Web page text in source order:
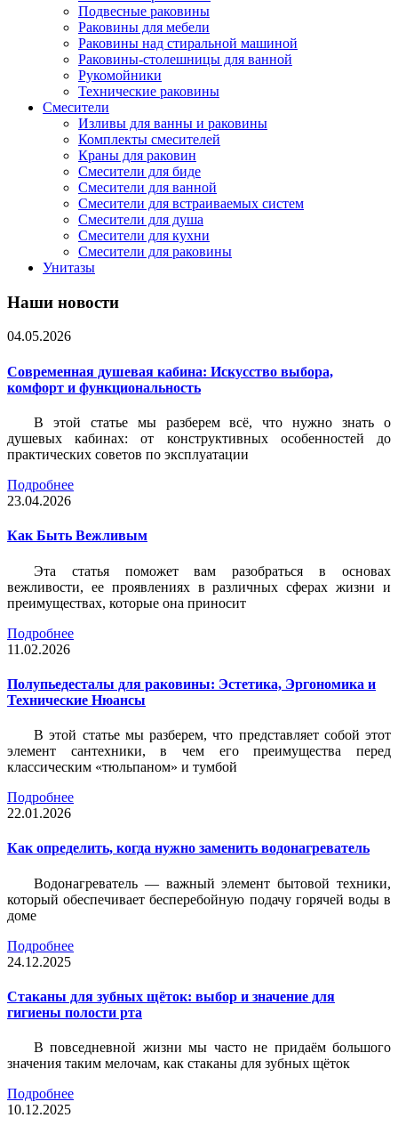
Подвесные раковины
Раковины для мебели
Раковины над стиральной машиной
Раковины-столешницы для ванной
Рукомойники
Технические раковины
Смесители
Изливы для ванны и раковины
Комплекты смесителей
Краны для раковин
Смесители для биде
Смесители для ванной
Смесители для встраиваемых систем
Смесители для душа
Смесители для кухни
Смесители для раковины
Унитазы
Наши новости
04.05.2026
Современная душевая кабина: Искусство выбора,
комфорт и функциональность
В этой статье мы разберем всё, что нужно знать о
душевых кабинах: от конструктивных особенностей до
практических советов по эксплуатации
Подробнее
23.04.2026
Как Быть Вежливым
Эта статья поможет вам разобраться в основах
вежливости, ее проявлениях в различных сферах жизни и
преимуществах, которые она приносит
Подробнее
11.02.2026
Полупьедесталы для раковины: Эстетика, Эргономика и
Технические Нюансы
В этой статье мы разберем, что представляет собой этот
элемент сантехники, в чем его преимущества перед
классическим «тюльпаном» и тумбой
Подробнее
22.01.2026
Как определить, когда нужно заменить водонагреватель
Водонагреватель — важный элемент бытовой техники,
который обеспечивает бесперебойную подачу горячей воды в
доме
Подробнее
24.12.2025
Стаканы для зубных щёток: выбор и значение для
гигиены полости рта
В повседневной жизни мы часто не придаём большого
значения таким мелочам, как стаканы для зубных щёток
Подробнее
10.12.2025